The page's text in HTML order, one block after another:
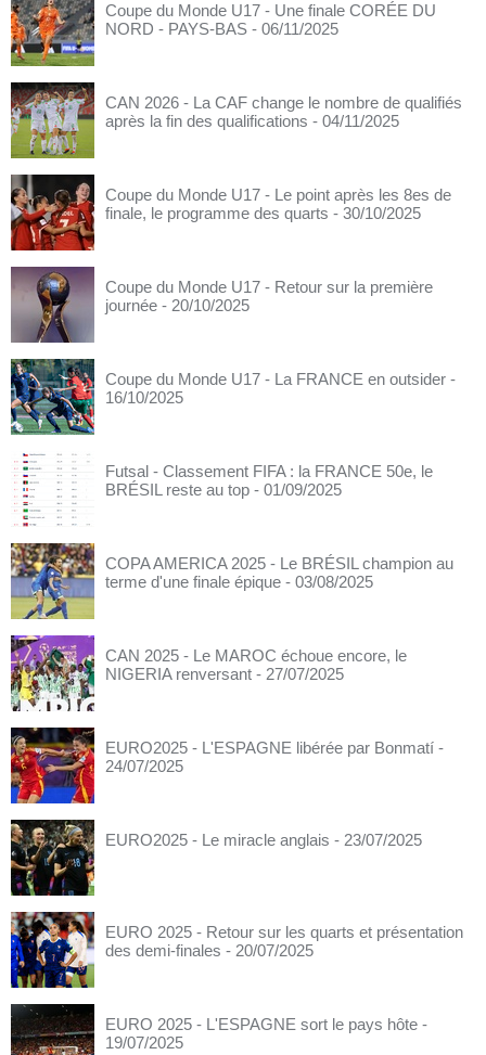
Coupe du Monde U17 - Une finale CORÉE DU
NORD - PAYS-BAS - 06/11/2025
CAN 2026 - La CAF change le nombre de qualifiés
après la fin des qualifications - 04/11/2025
Coupe du Monde U17 - Le point après les 8es de
finale, le programme des quarts - 30/10/2025
Coupe du Monde U17 - Retour sur la première
journée - 20/10/2025
Coupe du Monde U17 - La FRANCE en outsider -
16/10/2025
Futsal - Classement FIFA : la FRANCE 50e, le
BRÉSIL reste au top - 01/09/2025
COPA AMERICA 2025 - Le BRÉSIL champion au
terme d'une finale épique - 03/08/2025
CAN 2025 - Le MAROC échoue encore, le
NIGERIA renversant - 27/07/2025
EURO2025 - L'ESPAGNE libérée par Bonmatí -
24/07/2025
EURO2025 - Le miracle anglais - 23/07/2025
EURO 2025 - Retour sur les quarts et présentation
des demi-finales - 20/07/2025
EURO 2025 - L'ESPAGNE sort le pays hôte -
19/07/2025